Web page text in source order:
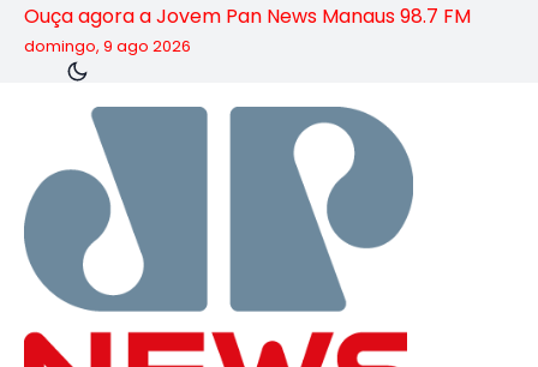
Ouça agora a Jovem Pan News Manaus 98.7 FM
domingo, 9 ago 2026